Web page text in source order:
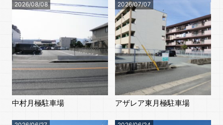
2026/08/08
中村月極駐車場
2026/07/07
アザレア東月極駐車場